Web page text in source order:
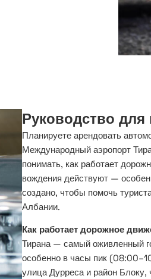
Руководство
Планируете арендовать
Международный аэропорт
понимать, как работает
вождения действуют —
создано, чтобы помочь
Албании.
Как работает дорожное
Тирана — самый оживленный
особенно в часы пик
улица Дурреса и район Блоку,